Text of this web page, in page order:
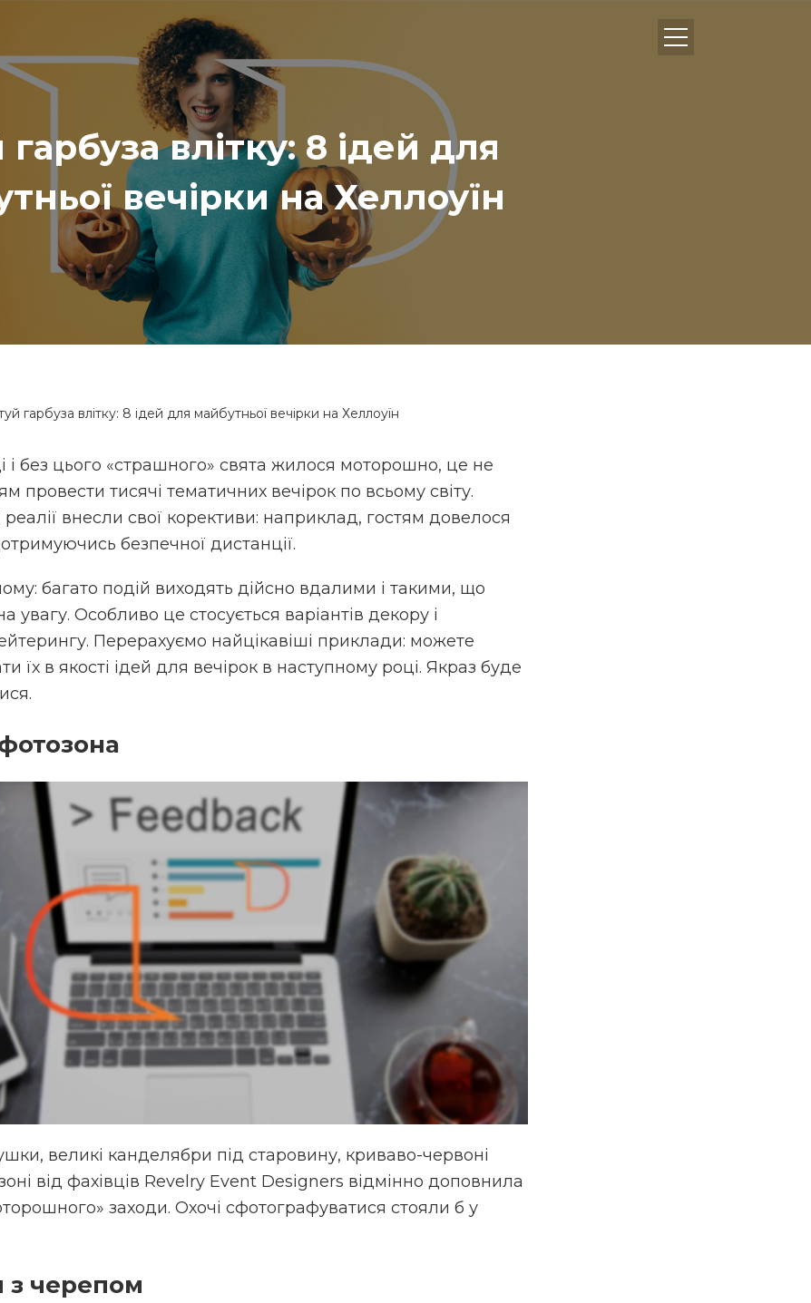
гарбуза влітку: 8 ідей для
вечірки на Хеллоуїн
гарбуза влітку: 8 ідей для майбутньої вечірки на Хеллоуїн
і без цього «страшного» свята жилося моторошно, це не
провести тисячі тематичних вечірок по всьому світу.
внесли свої корективи: наприклад, гостям довелося
безпечної дистанції.
багато подій виходять дійсно вдалими і такими, що
увагу. Особливо це стосується варіантів декору і
Перерахуємо найцікавіші приклади: можете
їх в якості ідей для вечірок в наступному році. Якраз буде
великі канделябри під старовину, криваво-червоні
від фахівців Revelry Event Designers відмінно доповнила
заходи. Охочі сфотографуватися стояли б у
з черепом